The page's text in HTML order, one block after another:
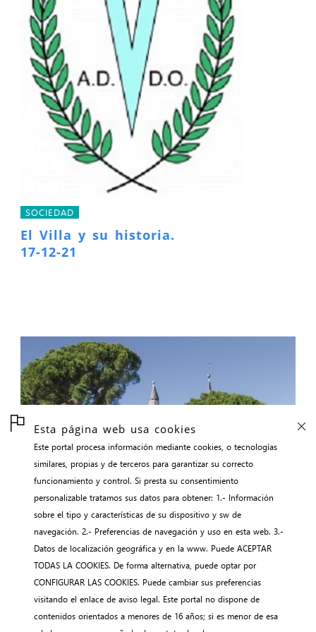
Esta página web usa cookies
Este portal procesa información mediante cookies, o tecnologías
similares, propias y de terceros para garantizar su correcto
funcionamiento y control. Si presta su consentimiento
personalizable tratamos sus datos para obtener: 1.- Información
sobre el tipo y características de su dispositivo y sw de
navegación. 2.- Preferencias de navegación y uso en esta web. 3.-
Datos de localización geográfica y en la www. Puede ACEPTAR
TODAS LA COOKIES. De forma alternativa, puede optar por
CONFIGURAR LAS COOKIES. Puede cambiar sus preferencias
visitando el enlace de aviso legal. Este portal no dispone de
contenidos orientados a menores de 16 años; si es menor de esa
SOCIEDAD
El Villa y su historia.
17-12-21